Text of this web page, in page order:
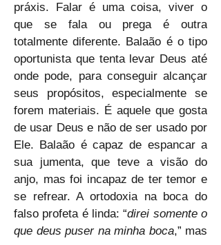
práxis. Falar é uma coisa, viver o
que se fala ou prega é outra
totalmente diferente. Balaão é o tipo
oportunista que tenta levar Deus até
onde pode, para conseguir alcançar
seus propósitos, especialmente se
forem materiais. É aquele que gosta
de usar Deus e não de ser usado por
Ele. Balaão é capaz de espancar a
sua jumenta, que teve a visão do
anjo, mas foi incapaz de ter temor e
se refrear. A ortodoxia na boca do
falso profeta é linda: “direi somente o
que deus puser na minha boca,” mas